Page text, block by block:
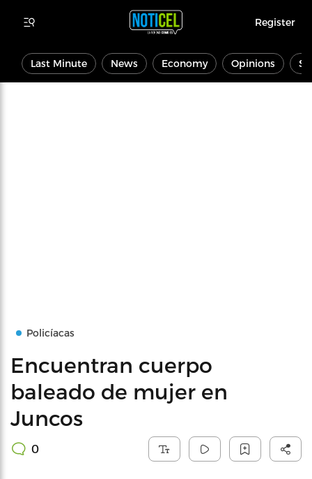
Register
Last Minute News Economy Opinions
Policíacas
Encuentran cuerpo
baleado de mujer en
Juncos
0